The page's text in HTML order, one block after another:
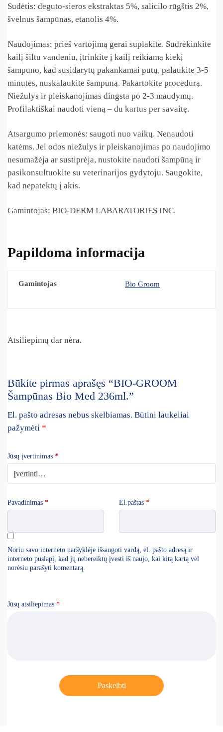
Sudėtis: deguto-sieros ekstraktas 5%, salicilo rūgštis 2%,
švelnus šampūnas, etanolis 4%.
Naudojimas: prieš vartojimą gerai suplakite. Sudrėkinkite
kailį šiltu vandeniu, įtrinkite į kailį reikiamą kiekį
šampūno, kad susidarytų pakankamai putų, palaukite 3-5
minutes, nuskalaukite šampūną. Pakartokite procedūrą.
Niežulys ir pleiskanojimas dingsta po 2-3 maudymų.
Profilaktiškai naudoti vieną – du kartus per savaitę.
Atsargumo priemonės: saugoti nuo vaikų. Nenaudoti
katėms. Jei odos niežulys ir pleiskanojimas po naudojimo
nesumažėja ar sustiprėja, nustokite naudoti šampūną ir
pasikonsultuokite su veterinarijos gydytoju. Saugokite,
kad nepatektų į akis.
Gamintojas: BIO-DERM LABARATORIES INC.
Papildoma informacija
Gamintojas Bio Groom
Atsiliepimų dar nėra.
Būkite pirmas aprašęs “BIO-GROOM
Šampūnas Bio Med 236ml.”
El. pašto adresas nebus skelbiamas. Būtini laukeliai
pažymėti *
Jūsų įvertinimas *
Jūsų atsiliepimas *
Pavadinimas * El.paštas *
Noriu savo interneto naršyklėje išsaugoti vardą, el. pašto adresą ir
interneto puslapį, kad jų nebereiktų įvesti iš naujo, kai kitą kartą vėl
norėsiu parašyti komentarą.